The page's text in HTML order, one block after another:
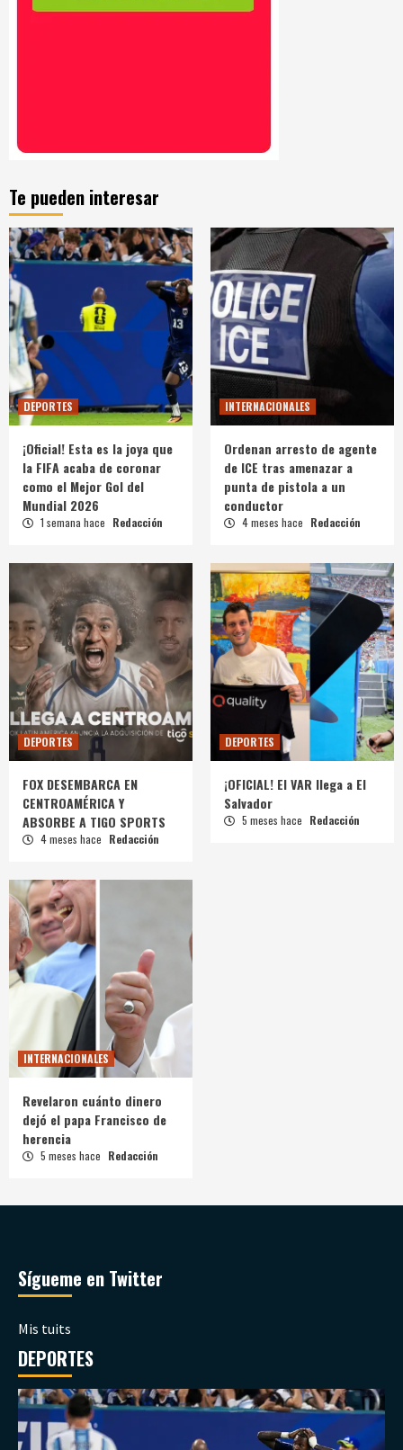
Te pueden interesar
DEPORTES
¡Oficial! Esta es la joya que
la FIFA acaba de coronar
como el Mejor Gol del
Mundial 2026
1 semana hace Redacción
INTERNACIONALES
Ordenan arresto de agente
de ICE tras amenazar a
punta de pistola a un
conductor
4 meses hace Redacción
DEPORTES
FOX DESEMBARCA EN
CENTROAMÉRICA Y
ABSORBE A TIGO SPORTS
4 meses hace Redacción
DEPORTES
¡OFICIAL! El VAR llega a El
Salvador
5 meses hace Redacción
INTERNACIONALES
Revelaron cuánto dinero
dejó el papa Francisco de
herencia
5 meses hace Redacción
Sígueme en Twitter
Mis tuits
DEPORTES